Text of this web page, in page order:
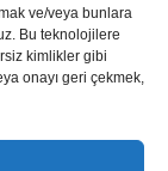
ve/veya bunlara
Bu teknolojilere
kimlikler gibi
onayı geri çekmek,